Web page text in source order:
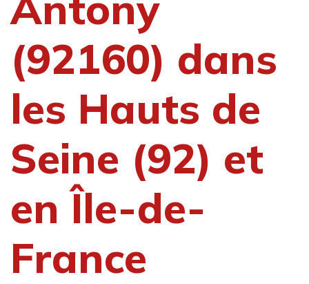
(92160) dans
les Hauts de
Seine (92) et
en Île-de-
France